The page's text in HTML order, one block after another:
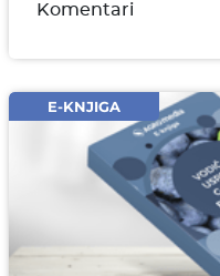
Komentari
Email* obavezno
Komentar* obavezno
E-KNJIGA